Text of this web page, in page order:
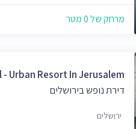
מרחק של 0 מטר
- Urban Resort In Jerusalem
דירת נופש בירושלים
ירושלים